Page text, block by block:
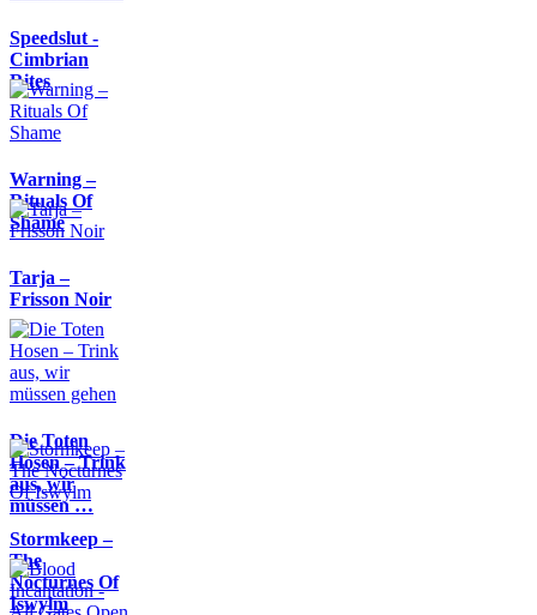
Speedslut -
Cimbrian
Rites
Warning –
Rituals Of
Shame
Tarja –
Frisson Noir
Die Toten
Hosen – Trink
aus, wir
müssen …
Stormkeep –
The
Nocturnes Of
Iswylm